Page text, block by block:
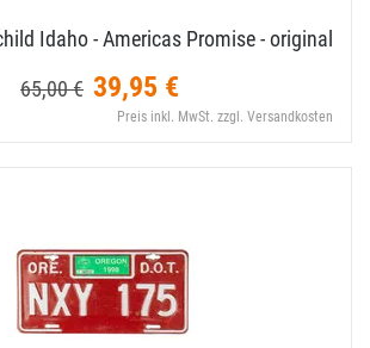
Idaho - Americas Promise - original
65,00 € 39,95 €
Preis inkl. MwSt. zzgl. Versandkosten